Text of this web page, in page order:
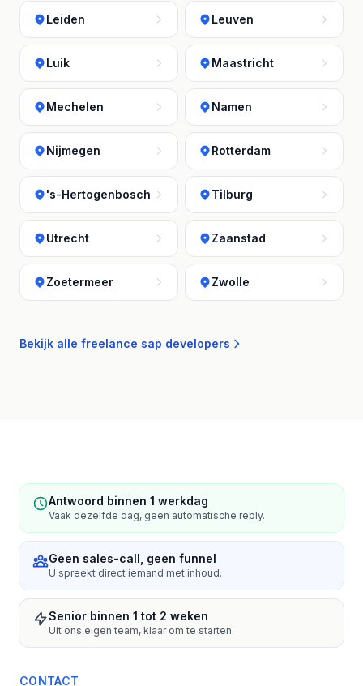
Leiden Leuven
Luik Maastricht
Mechelen Namen
Nijmegen Rotterdam
's-Hertogenbosch Tilburg
Utrecht Zaanstad
Zoetermeer Zwolle
Bekijk alle freelance sap developers
Antwoord binnen 1 werkdag
Vaak dezelfde dag, geen automatische reply.
Geen sales-call, geen funnel
U spreekt direct iemand met inhoud.
Senior binnen 1 tot 2 weken
Uit ons eigen team, klaar om te starten.
CONTACT